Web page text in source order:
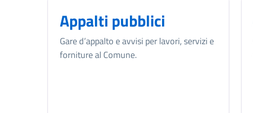
Appalti pubblici
Gare d’appalto e avvisi per lavori, servizi e
forniture al Comune.